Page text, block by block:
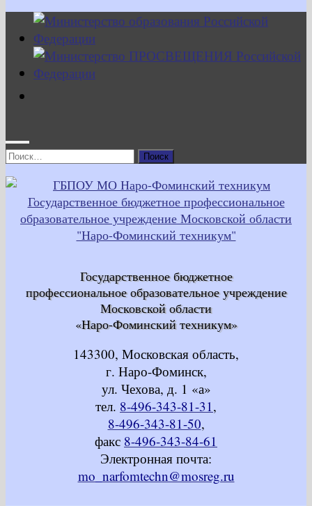
Найти:
Государственное бюджетное
профессиональное образовательное учреждение
Московской области
«Наро-Фоминский техникум»
143300, Московская область,
г. Наро-Фоминск,
ул. Чехова, д. 1 «а»
тел. 8-496-343-81-31,
8-496-343-81-50,
факс 8-496-343-84-61
Электронная почта:
mo_narfomtechn@mosreg.ru